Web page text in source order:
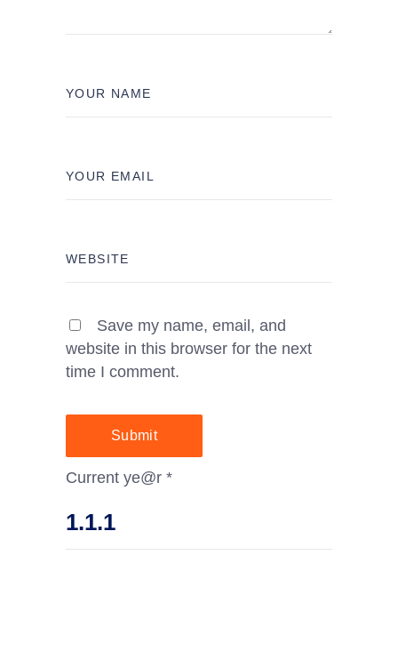
Save my name, email, and
website in this browser for the next
time I comment.
Submit
Current ye@r *